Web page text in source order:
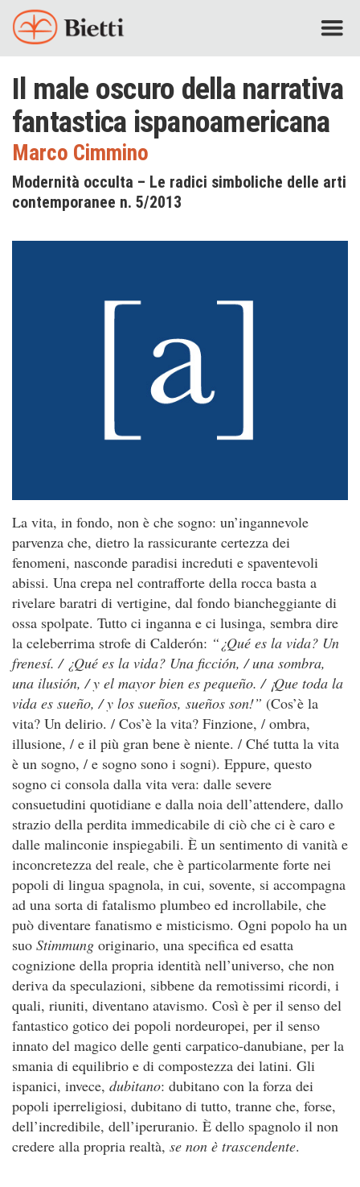
Il male oscuro della narrativa
fantastica ispanoamericana
Marco Cimmino
Modernità occulta – Le radici simboliche delle arti
contemporanee n. 5/2013
La vita, in fondo, non è che sogno: un’ingannevole
parvenza che, dietro la rassicurante certezza dei
fenomeni, nasconde paradisi increduti e spaventevoli
abissi. Una crepa nel contrafforte della rocca basta a
rivelare baratri di vertigine, dal fondo biancheggiante di
ossa spolpate. Tutto ci inganna e ci lusinga, sembra dire
la celeberrima strofe di Calderón: “¿Qué es la vida? Un
frenesí. / ¿Qué es la vida? Una ficción, / una sombra,
una ilusión, / y el mayor bien es pequeño. / ¡Que toda la
vida es sueño, / y los sueños, sueños son!” (Cos’è la
vita? Un delirio. / Cos’è la vita? Finzione, / ombra,
illusione, / e il più gran bene è niente. / Ché tutta la vita
è un sogno, / e sogno sono i sogni). Eppure, questo
sogno ci consola dalla vita vera: dalle severe
consuetudini quotidiane e dalla noia dell’attendere, dallo
strazio della perdita immedicabile di ciò che ci è caro e
dalle malinconie inspiegabili. È un sentimento di vanità e
inconcretezza del reale, che è particolarmente forte nei
popoli di lingua spagnola, in cui, sovente, si accompagna
ad una sorta di fatalismo plumbeo ed incrollabile, che
può diventare fanatismo e misticismo. Ogni popolo ha un
suo Stimmung originario, una specifica ed esatta
cognizione della propria identità nell’universo, che non
deriva da speculazioni, sibbene da remotissimi ricordi, i
quali, riuniti, diventano atavismo. Così è per il senso del
fantastico gotico dei popoli nordeuropei, per il senso
innato del magico delle genti carpatico-danubiane, per la
smania di equilibrio e di compostezza dei latini. Gli
ispanici, invece, dubitano: dubitano con la forza dei
popoli iperreligiosi, dubitano di tutto, tranne che, forse,
dell’incredibile, dell’iperuranio. È dello spagnolo il non
credere alla propria realtà, se non è trascendente.